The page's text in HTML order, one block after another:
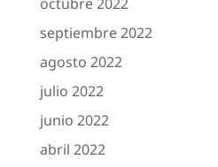
septiembre 2022
agosto 2022
julio 2022
junio 2022
abril 2022